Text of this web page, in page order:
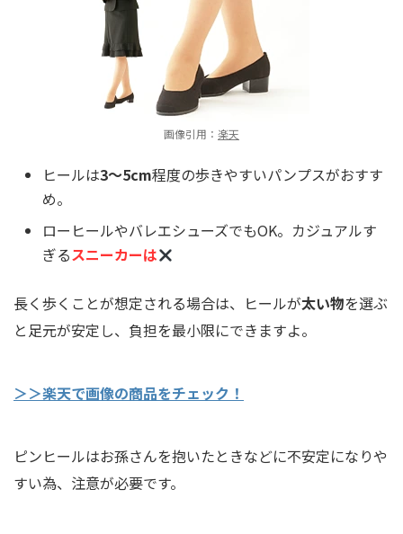
画像引用： 楽天
ヒールは3～5cm程度の歩きやすいパンプスがおすす
め。
ローヒールやバレエシューズでもOK。カジュアルす
ぎるスニーカーは
長く歩くことが想定される場合は、ヒールが太い物を選ぶ
と足元が安定し、負担を最小限にできますよ。
＞＞楽天で画像の商品をチェック！
ピンヒールはお孫さんを抱いたときなどに不安定になりや
すい為、注意が必要です。